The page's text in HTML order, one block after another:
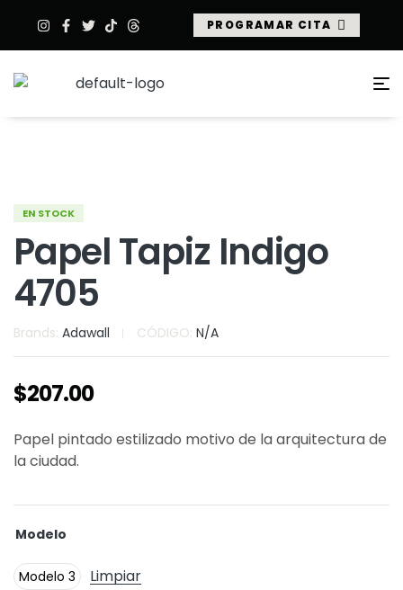
PROGRAMAR CITA
EN STOCK
Papel Tapiz Indigo
4705
Brands: Adawall CÓDIGO: N/A
$207.00
Papel pintado estilizado motivo de la arquitectura de
la ciudad.
Modelo
Modelo 3 Limpiar